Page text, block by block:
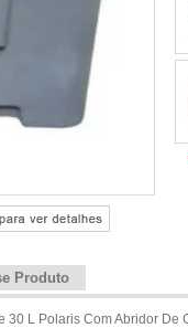
Produto
L Polaris Com Abridor De